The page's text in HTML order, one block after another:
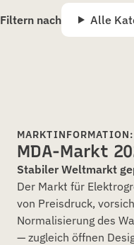
Filtern nach Alle
MDA-Markt
Stabiler Weltmarkt
Der Markt für
von Preisdruck,
Normalisierung des
— zugleich öffnen